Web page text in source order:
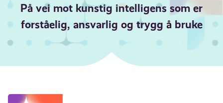
På vei mot kunstig intelligens som er
forståelig, ansvarlig og trygg å bruke